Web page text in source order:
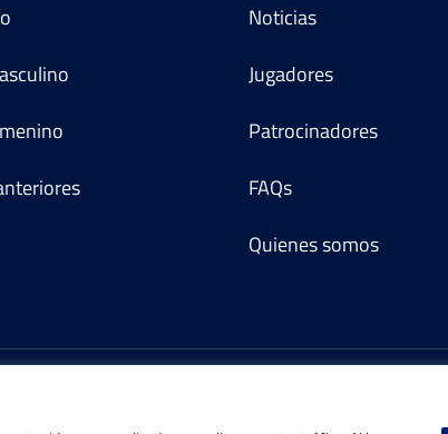
Noticias
Jugadores
Patrocinadores
FAQs
Quienes somos